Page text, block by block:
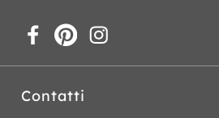
Contatti